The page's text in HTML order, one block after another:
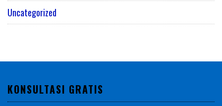
Uncategorized
KONSULTASI GRATIS